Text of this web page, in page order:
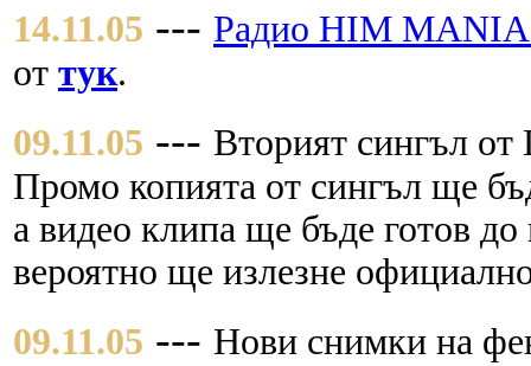
14.11.05 --- Радио HIM
от тук.
09.11.05 --- Вторият сингъл
Промо копията от сингъл ще
а видео клипа ще бъде готов
вероятно ще излезне
09.11.05 --- Нови снимки на